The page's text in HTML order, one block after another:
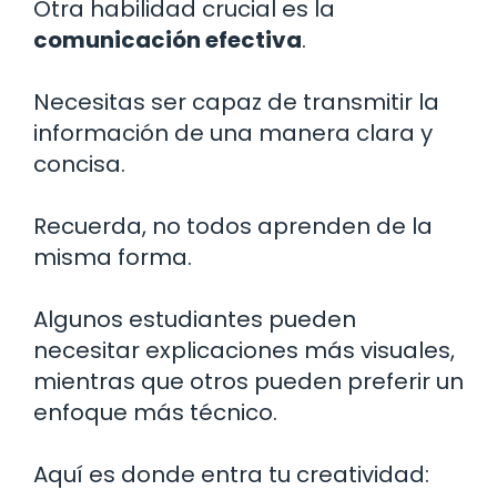
Otra habilidad crucial es la
comunicación efectiva.
Necesitas ser capaz de transmitir la
información de una manera clara y
concisa.
Recuerda, no todos aprenden de la
misma forma.
Algunos estudiantes pueden
necesitar explicaciones más visuales,
mientras que otros pueden preferir un
enfoque más técnico.
Aquí es donde entra tu creatividad: